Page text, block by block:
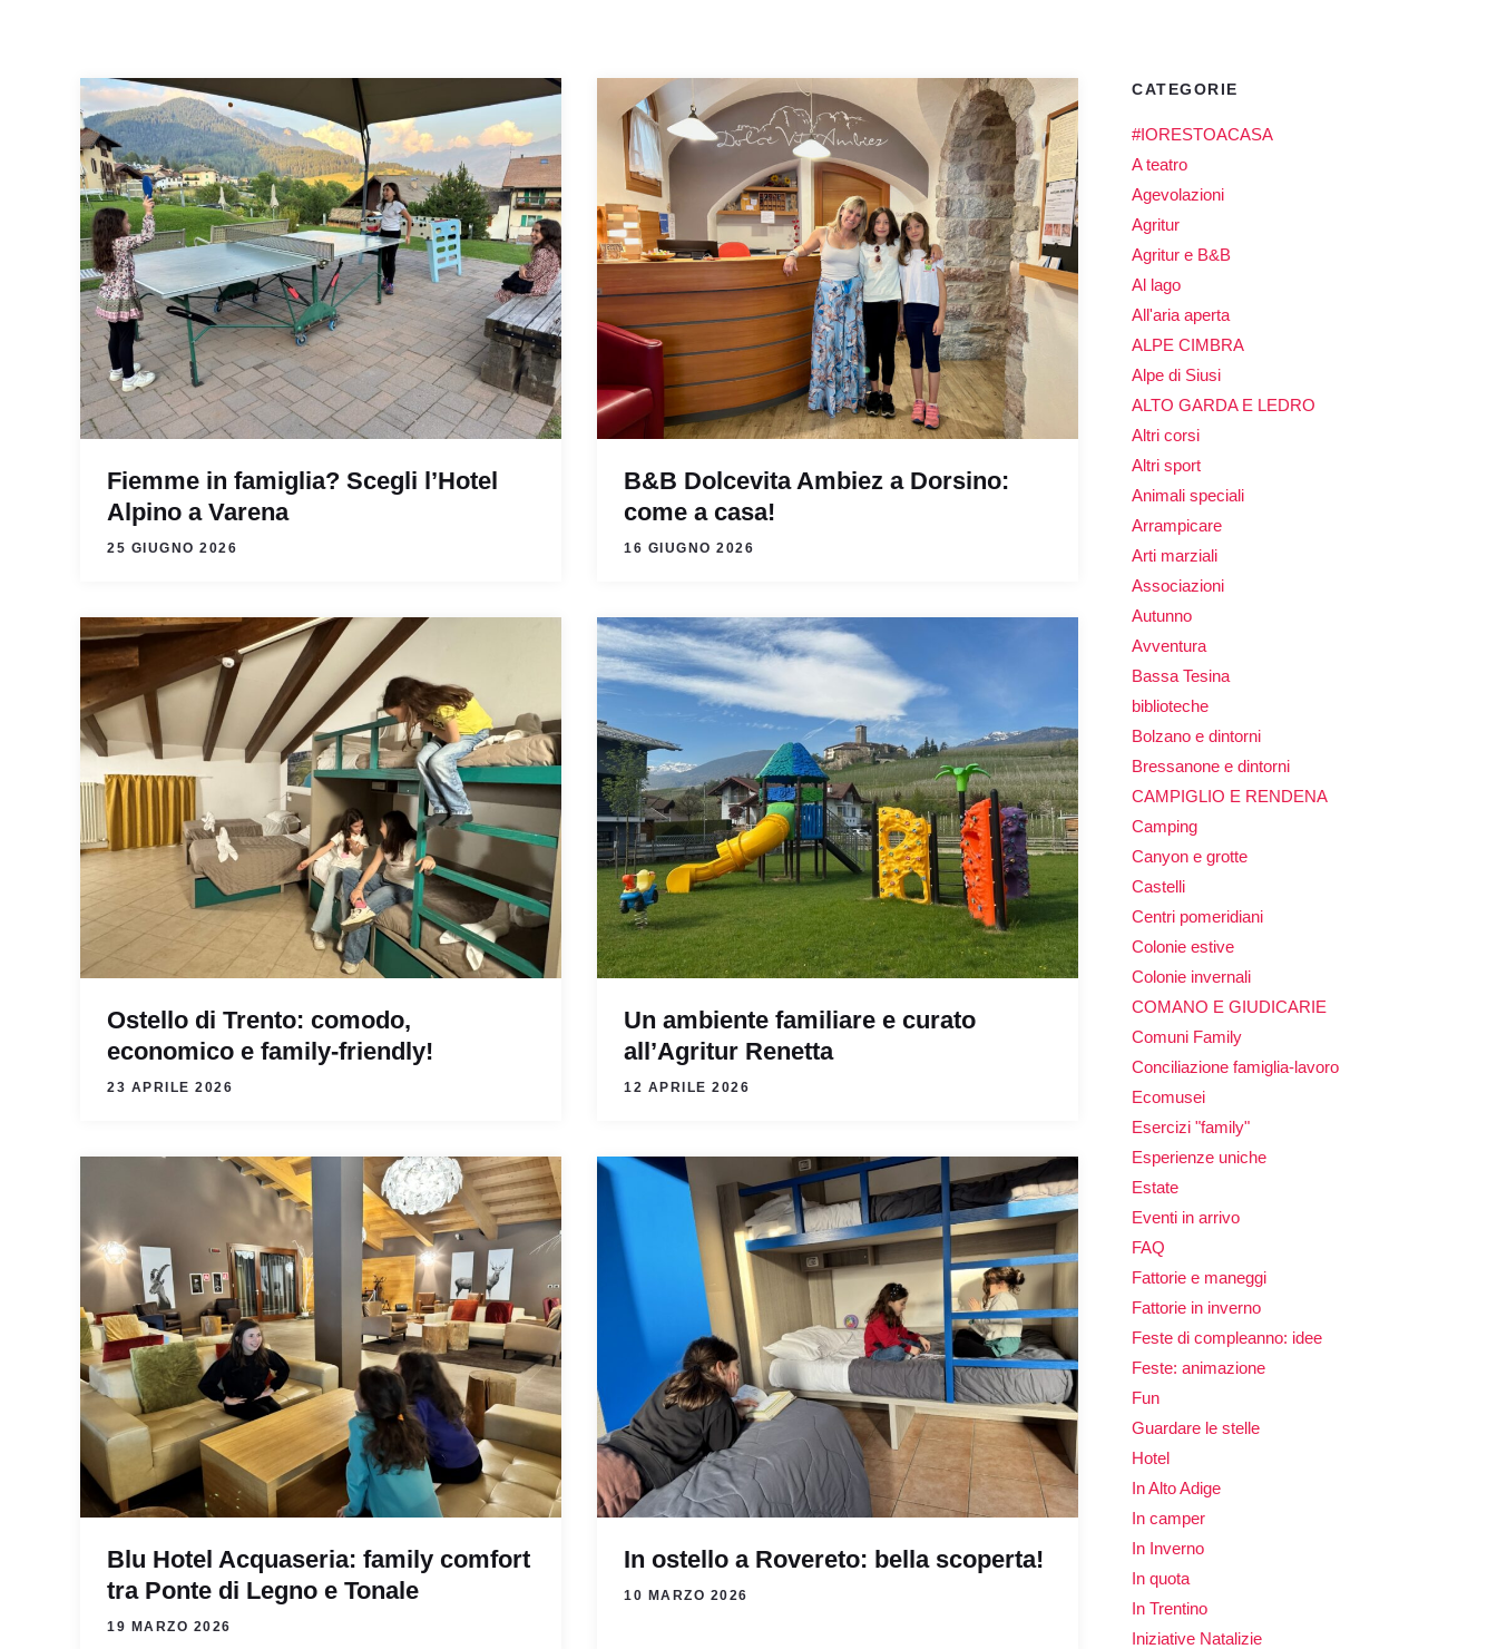
Fiemme in famiglia? Scegli l’Hotel
Alpino a Varena
25 GIUGNO 2026
B&B Dolcevita Ambiez a Dorsino:
come a casa!
16 GIUGNO 2026
Ostello di Trento: comodo,
economico e family-friendly!
23 APRILE 2026
Un ambiente familiare e curato
all’Agritur Renetta
12 APRILE 2026
Blu Hotel Acquaseria: family comfort
tra Ponte di Legno e Tonale
19 MARZO 2026
In ostello a Rovereto: bella scoperta!
10 MARZO 2026
CATEGORIE
#IORESTOACASA
A teatro
Agevolazioni
Agritur
Agritur e B&B
Al lago
All'aria aperta
ALPE CIMBRA
Alpe di Siusi
ALTO GARDA E LEDRO
Altri corsi
Altri sport
Animali speciali
Arrampicare
Arti marziali
Associazioni
Autunno
Avventura
Bassa Tesina
biblioteche
Bolzano e dintorni
Bressanone e dintorni
CAMPIGLIO E RENDENA
Camping
Canyon e grotte
Castelli
Centri pomeridiani
Colonie estive
Colonie invernali
COMANO E GIUDICARIE
Comuni Family
Conciliazione famiglia-lavoro
Ecomusei
Esercizi "family"
Esperienze uniche
Estate
Eventi in arrivo
FAQ
Fattorie e maneggi
Fattorie in inverno
Feste di compleanno: idee
Feste: animazione
Fun
Guardare le stelle
Hotel
In Alto Adige
In camper
In Inverno
In quota
In Trentino
Iniziative Natalizie